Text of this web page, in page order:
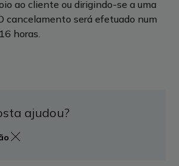
ao cliente ou dirigindo-se a uma
cancelamento será efetuado num
horas.
ajudou?